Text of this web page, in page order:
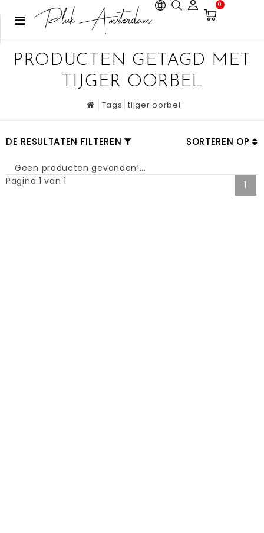
0
PRODUCTEN GETAGD MET
TIJGER OORBEL
Tags tijger oorbel
DE RESULTATEN FILTEREN SORTEREN OP
Geen producten gevonden!...
Pagina 1 van 1
1